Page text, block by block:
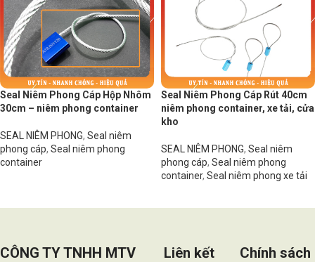
Seal Niêm Phong Cáp Hộp Nhôm
30cm – niêm phong container
SEAL NIÊM PHONG, Seal niêm
phong cáp, Seal niêm phong
container
Seal Niêm Phong Cáp Rút 40cm
niêm phong container, xe tải, cửa
kho
SEAL NIÊM PHONG, Seal niêm
phong cáp, Seal niêm phong
container, Seal niêm phong xe tải
CÔNG TY TNHH MTV
Liên kết
Chính sách